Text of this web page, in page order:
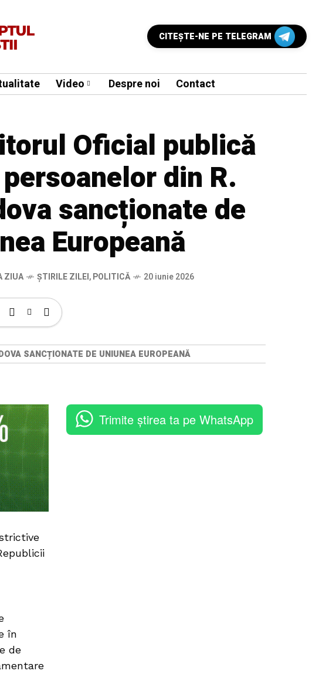
CITEŞTE-NE PE TELEGRAM
Video Despre noi Contact
Oficial publică
din R.
sancționate de
Europeană
ZIUA ȘTIRILE ZILEI,POLITICĂ 20 iunie 2026
SANCȚIONATE DE UNIUNEA EUROPEANĂ
în
de
Trimite știrea ta pe WhatsApp